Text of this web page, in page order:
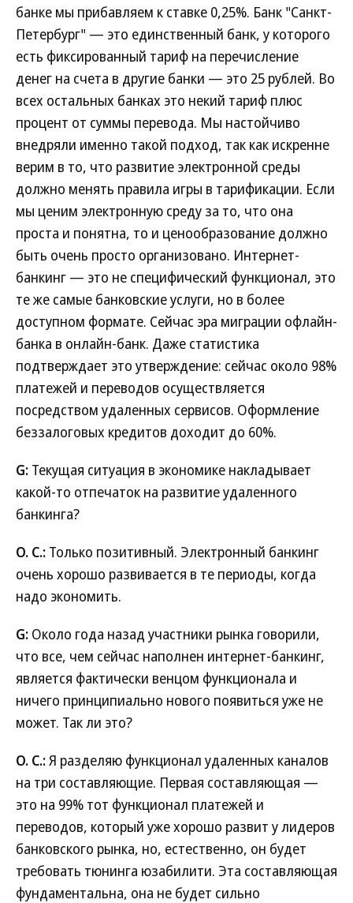
банке мы прибавляем к ставке 0,25%. Банк "Санкт-
Петербург" — это единственный банк, у которого
есть фиксированный тариф на перечисление
денег на счета в другие банки — это 25 рублей. Во
всех остальных банках это некий тариф плюс
процент от суммы перевода. Мы настойчиво
внедряли именно такой подход, так как искренне
верим в то, что развитие электронной среды
должно менять правила игры в тарификации. Если
мы ценим электронную среду за то, что она
проста и понятна, то и ценообразование должно
быть очень просто организовано. Интернет-
банкинг — это не специфический функционал, это
те же самые банковские услуги, но в более
доступном формате. Сейчас эра миграции офлайн-
банка в онлайн-банк. Даже статистика
подтверждает это утверждение: сейчас около 98%
платежей и переводов осуществляется
посредством удаленных сервисов. Оформление
беззалоговых кредитов доходит до 60%.
G: Текущая ситуация в экономике накладывает
какой-то отпечаток на развитие удаленного
банкинга?
О. С.: Только позитивный. Электронный банкинг
очень хорошо развивается в те периоды, когда
надо экономить.
G: Около года назад участники рынка говорили,
что все, чем сейчас наполнен интернет-банкинг,
является фактически венцом функционала и
ничего принципиально нового появиться уже не
может. Так ли это?
О. С.:Я разделяю функционал удаленных каналов
на три составляющие. Первая составляющая —
это на 99% тот функционал платежей и
переводов, который уже хорошо развит у лидеров
банковского рынка, но, естественно, он будет
требовать тюнинга юзабилити. Эта составляющая
фундаментальна, она не будет сильно